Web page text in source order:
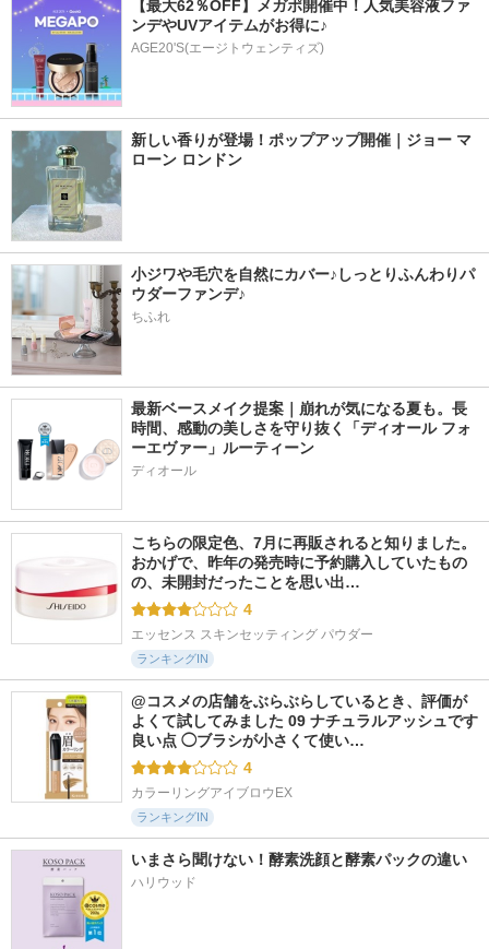
【最大62％OFF】メガポ開催中！人気美容液ファ
ンデやUVアイテムがお得に♪
AGE20'S(エージトウェンティズ)
新しい香りが登場！ポップアップ開催｜ジョー マ
ローン ロンドン
小ジワや毛穴を自然にカバー♪しっとりふんわりパ
ウダーファンデ♪
ちふれ
最新ベースメイク提案｜崩れが気になる夏も。長
時間、感動の美しさを守り抜く「ディオール フォ
ーエヴァー」ルーティーン
ディオール
こちらの限定色、7月に再販されると知りました。
おかげで、昨年の発売時に予約購入していたもの
の、未開封だったことを思い出…
4
エッセンス スキンセッティング パウダー
ランキングIN
@コスメの店舗をぶらぶらしているとき、評価が
よくて試してみました 09 ナチュラルアッシュです
良い点 ◯ブラシが小さくて使い…
4
カラーリングアイブロウEX
ランキングIN
いまさら聞けない！酵素洗顔と酵素パックの違い
ハリウッド